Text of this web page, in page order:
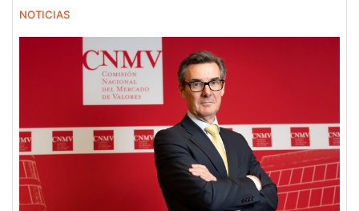
NOTICIAS